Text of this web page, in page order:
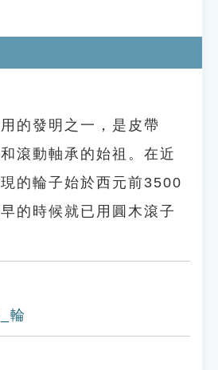
發明之一，是皮帶
滾動軸承的始祖。在近
的輪子始於西元前3500
的時候就已用圓木滾子
輪